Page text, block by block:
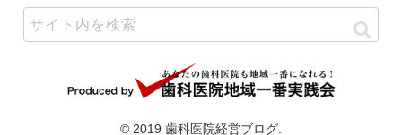
© 2019 歯科医院経営ブログ.